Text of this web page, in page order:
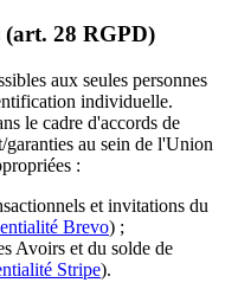
(art. 28 RGPD)
aux seules personnes
individuelle.
le cadre d'accords de
au sein de l'Union
:
et invitations du
Brevo) ;
Avoirs et du solde de
Stripe).